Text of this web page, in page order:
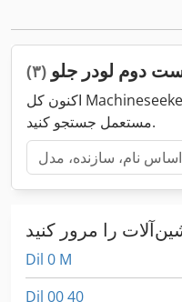
دوم لودر جلو (۳)
اکنون کل Machineseeker را با بیش از ۲۰۰٬۰۰۰ ماشین
مستعمل جستجو کنید.
Dil 0 M
Dil 00 40